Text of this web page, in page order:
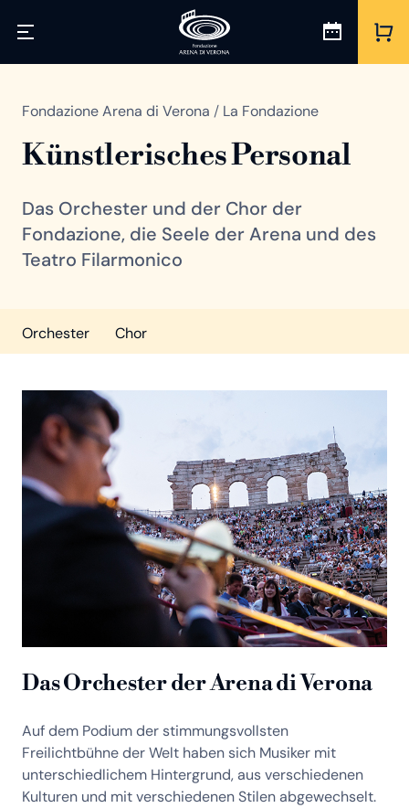
Fondazione Arena di Verona / La Fondazione
Künstlerisches Personal
Das Orchester und der Chor der
Fondazione, die Seele der Arena und des
Teatro Filarmonico
Orchester Chor
Das Orchester der Arena di Verona
Auf dem Podium der stimmungsvollsten
Freilichtbühne der Welt haben sich Musiker mit
unterschiedlichem Hintergrund, aus verschiedenen
Kulturen und mit verschiedenen Stilen abgewechselt.